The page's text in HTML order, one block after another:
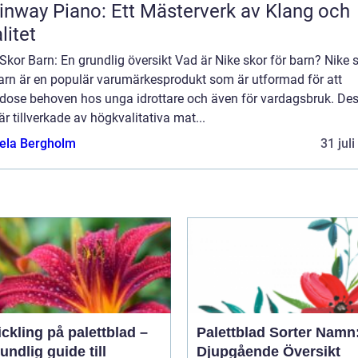
Piano: Ett Mästerverk av Klang och
Barn: En grundlig översikt Vad är Nike skor för barn? Nike
är en populär varumärkesprodukt som är utformad för att
behoven hos unga idrottare och även för vardagsbruk.
tillverkade av högkvalitativa mat...
Bergholm
31 juli
på palettblad –
guide till
Palettblad Sorter
Djupgående Översikt